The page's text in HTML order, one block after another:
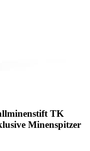
TK
Minenspitzer